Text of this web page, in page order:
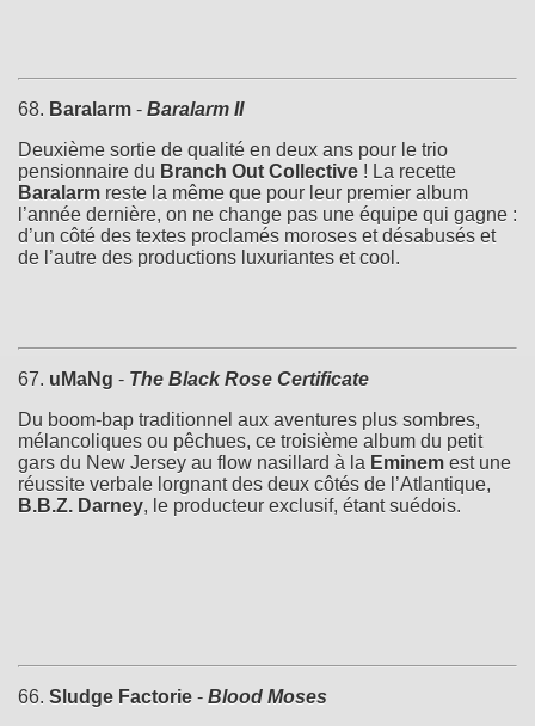
68. Baralarm - Baralarm II
Deuxième sortie de qualité en deux ans pour le trio
pensionnaire du Branch Out Collective ! La recette
Baralarm reste la même que pour leur premier album
l’année dernière, on ne change pas une équipe qui gagne :
d’un côté des textes proclamés moroses et désabusés et
de l’autre des productions luxuriantes et cool.
67. uMaNg - The Black Rose Certificate
Du boom-bap traditionnel aux aventures plus sombres,
mélancoliques ou pêchues, ce troisième album du petit
gars du New Jersey au flow nasillard à la Eminem est une
réussite verbale lorgnant des deux côtés de l’Atlantique,
B.B.Z. Darney, le producteur exclusif, étant suédois.
66. Sludge Factorie - Blood Moses